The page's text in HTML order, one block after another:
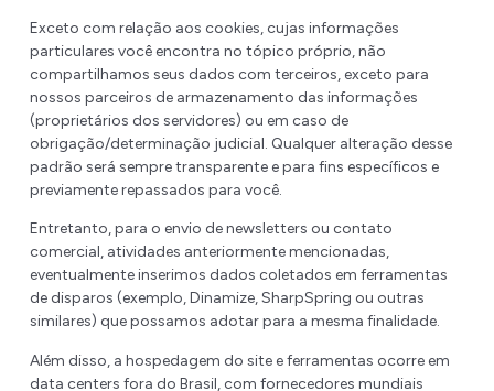
Exceto com relação aos cookies, cujas informações
particulares você encontra no tópico próprio, não
compartilhamos seus dados com terceiros, exceto para
nossos parceiros de armazenamento das informações
(proprietários dos servidores) ou em caso de
obrigação/determinação judicial. Qualquer alteração desse
padrão será sempre transparente e para fins específicos e
previamente repassados para você.
Entretanto, para o envio de newsletters ou contato
comercial, atividades anteriormente mencionadas,
eventualmente inserimos dados coletados em ferramentas
de disparos (exemplo, Dinamize, SharpSpring ou outras
similares) que possamos adotar para a mesma finalidade.
Além disso, a hospedagem do site e ferramentas ocorre em
data centers fora do Brasil, com fornecedores mundiais